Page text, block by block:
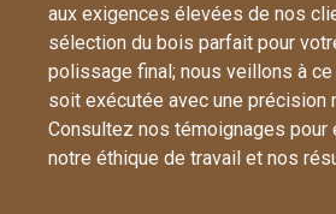
aux exigences élevées de nos
sélection du bois parfait pour
polissage final; nous veillons à ce
soit exécutée avec une précision
Consultez nos témoignages pour
notre éthique de travail et nos